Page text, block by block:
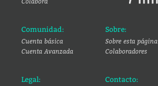
Comunidad:
Cuenta básica
Cuenta Avanzada
Sobre:
Sobre esta página
Colaboradores
Legal: Contacto: